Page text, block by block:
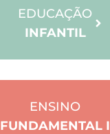
EDUCAÇÃO
INFANTIL
ENSINO
FUNDAMENTAL I